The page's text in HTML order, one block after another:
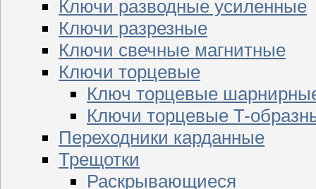
Ключи разводные усиленные
Ключи разрезные
Ключи свечные магнитные
Ключи торцевые
Ключ торцевые
Ключи торцевые T-
Переходники карданные
Трещотки
Раскрывающиеся